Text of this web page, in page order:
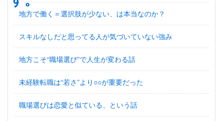
地方で働く＝選択肢が少ない、は本当なのか？
スキルなしだと思ってる人が気づいていない強み
地方こそ“職場選び”で人生が変わる話
未経験転職は“若さ”より○○が重要だった
職場選びは恋愛と似ている、という話